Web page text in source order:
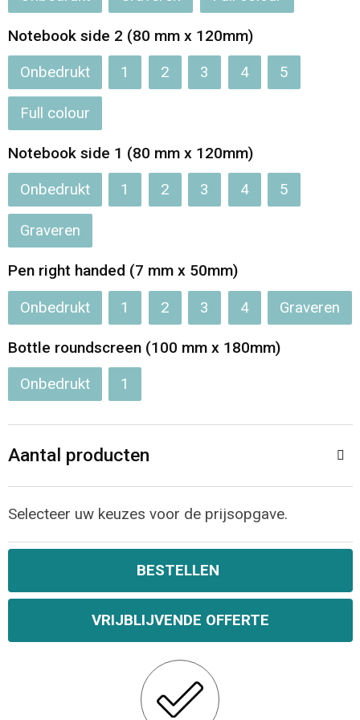
Overalls
Schorten en Sloven
Gilets
Regenkleding
Hygiëne en Persoonlijke verzorging
Sporttassen
Boodschappentassen
Schoudertassen
Matrozentassen
Papieren tassen
Tablettassen
Heuptassen
Opvouwbare tassen
Strandtassen
Katoenen draagtassen
Rugzakken
Notebook side 2 (80 mm x 120mm)
Onbedrukt 1 2 3 4 5
Full colour
Notebook side 1 (80 mm x 120mm)
Onbedrukt 1 2 3 4 5
Graveren
Pen right handed (7 mm x 50mm)
Onbedrukt 1 2 3 4 Graveren
Bottle roundscreen (100 mm x 180mm)
Onbedrukt 1
Aantal producten
Selecteer uw keuzes voor de prijsopgave.
BESTELLEN
VRIJBLIJVENDE OFFERTE